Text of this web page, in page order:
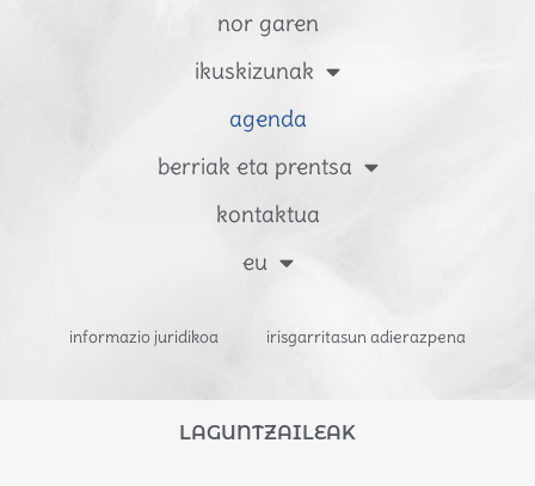
nor garen
ikuskizunak
agenda
berriak eta prentsa
kontaktua
eu
informazio juridikoa irisgarritasun adierazpena
LAGUNTZAILEAK